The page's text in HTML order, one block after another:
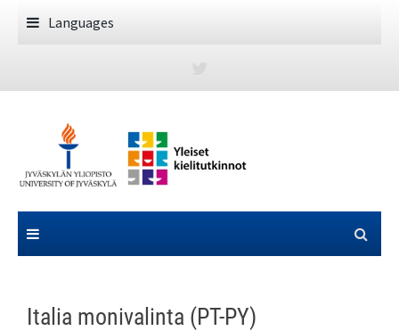
Languages
Italia monivalinta (PT-PY)